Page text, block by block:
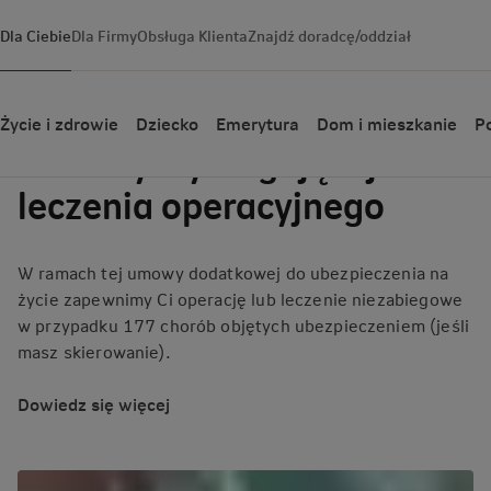
Dla CiebieDla FirmyObsługa KlientaZnajdź doradcę/oddział
Życie i zdrowie Dziecko Emerytura Dom i mieszkanie
Ubezpieczenie na wypadek
leczenia operacyjnego
W ramach tej umowy dodatkowej do ubezpieczenia na
życie zapewnimy Ci operację lub leczenie niezabiegowe
w przypadku 177 chorób objętych ubezpieczeniem (jeśli
masz skierowanie).
Dowiedz się więcej